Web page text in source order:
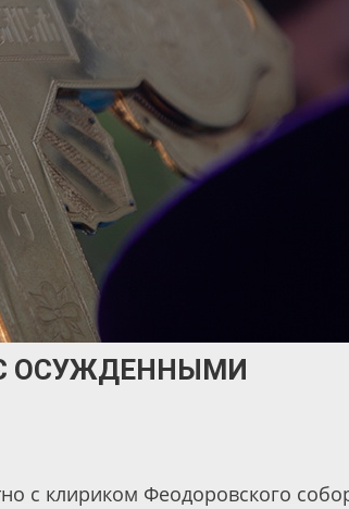
ОСУЖДЕННЫМИ
с клириком Феодоровского